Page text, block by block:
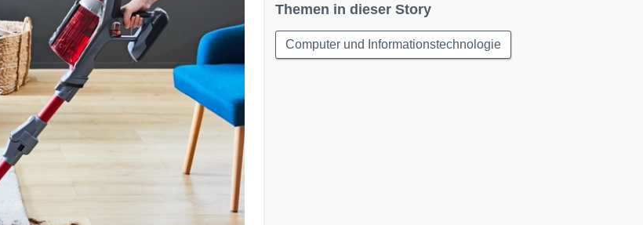
Themen in dieser Story
Computer und Informationstechnologie